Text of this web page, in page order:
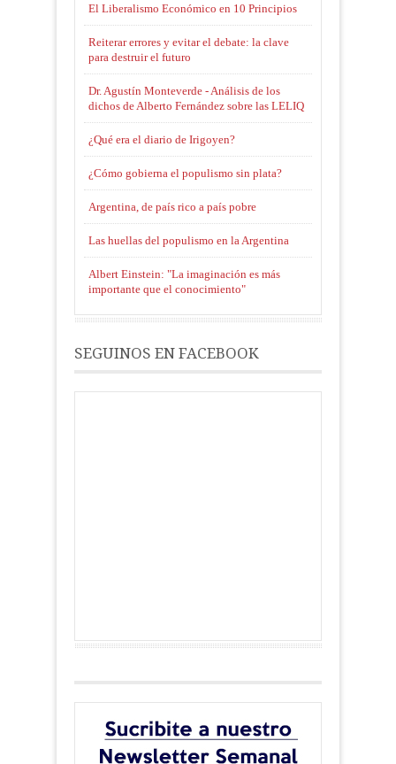
El Liberalismo Económico en 10 Principios
Reiterar errores y evitar el debate: la clave
para destruir el futuro
Dr. Agustín Monteverde - Análisis de los
dichos de Alberto Fernández sobre las LELIQ
¿Qué era el diario de Irigoyen?
¿Cómo gobierna el populismo sin plata?
Argentina, de país rico a país pobre
Las huellas del populismo en la Argentina
Albert Einstein: "La imaginación es más
importante que el conocimiento"
SEGUINOS EN FACEBOOK